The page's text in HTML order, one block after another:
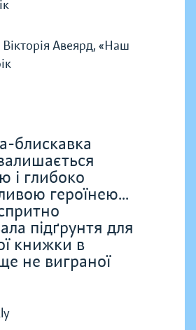
Вікторія Авеярд, «Наш
блискавка
і глибоко
героїнею...
підґрунтя для
книжки в
не виграної